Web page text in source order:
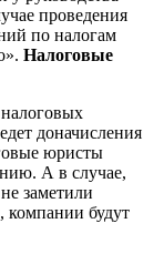
проведения
по налогам
Налоговые
налоговых
доначисления
юристы
А в случае,
заметили
компании будут